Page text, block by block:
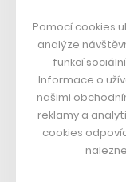
Pomocí cookies
analýze
funkcí
Informace o
našimi
reklamy a
cookies